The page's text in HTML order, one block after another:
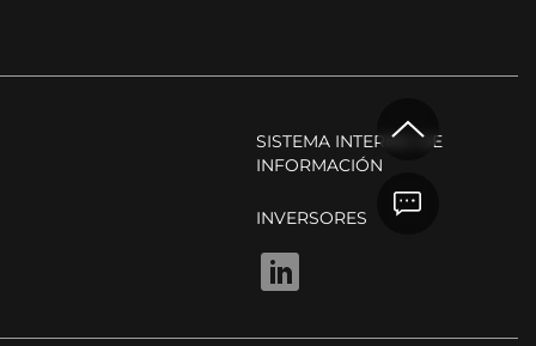
SISTEMA INTERNO DE
INFORMACIÓN
INVERSORES
LINKEDIN